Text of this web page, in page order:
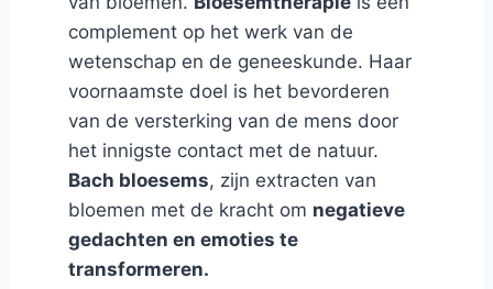
complement op het werk van de
wetenschap en de geneeskunde. Haar
voornaamste doel is het bevorderen
van de versterking van de mens door
het innigste contact met de natuur.
Bach bloesems, zijn extracten van
bloemen met de kracht om negatieve
gedachten en emoties te
transformeren.